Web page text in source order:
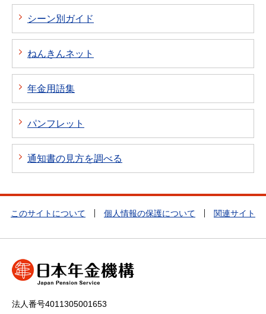
シーン別ガイド
ねんきんネット
年金用語集
パンフレット
通知書の見方を調べる
このサイトについて 個人情報の保護について 関連サイト
法人番号4011305001653